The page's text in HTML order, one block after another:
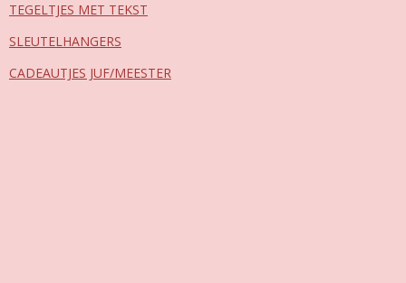
TEGELTJES MET TEKST
SLEUTELHANGERS
CADEAUTJES JUF/MEESTER